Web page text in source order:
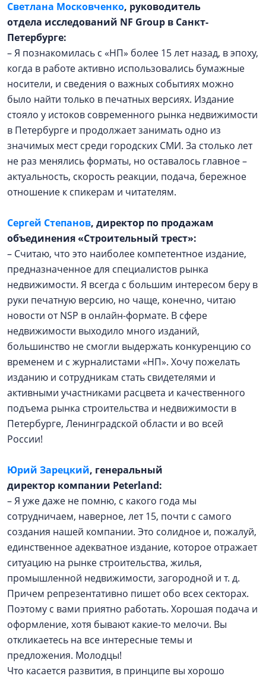
Светлана Московченко, руководитель
отдела исследований NF Group в Санкт-
Петербурге:
– Я познакомилась с «НП» более 15 лет назад, в эпоху,
когда в работе активно использовались бумажные
носители, и сведения о важных событиях можно
было найти только в печатных версиях. Издание
стояло у истоков современного рынка недвижимости
в Петербурге и продолжает занимать одно из
значимых мест среди городских СМИ. За столько лет
не раз менялись форматы, но оставалось главное –
актуальность, скорость реакции, подача, бережное
отношение к спикерам и читателям.
Сергей Степанов, директор по продажам
объединения «Строительный трест»:
– Считаю, что это наиболее компетентное издание,
предназначенное для специалистов рынка
недвижимости. Я всегда с большим интересом беру в
руки печатную версию, но чаще, конечно, читаю
новости от NSP в онлайн-формате. В сфере
недвижимости выходило много изданий,
большинство не смогли выдержать конкуренцию со
временем и с журналистами «НП». Хочу пожелать
изданию и сотрудникам стать свидетелями и
активными участниками расцвета и качественного
подъема рынка строительства и недвижимости в
Петербурге, Ленинградской области и во всей
России!
Юрий Зарецкий, генеральный
директор компании Peterland:
– Я уже даже не помню, с какого года мы
сотрудничаем, наверное, лет 15, почти с самого
создания нашей компании. Это солидное и, пожалуй,
единственное адекватное издание, которое отражает
ситуацию на рынке строительства, жилья,
промышленной недвижимости, загородной и т. д.
Причем репрезентативно пишет обо всех секторах.
Поэтому с вами приятно работать. Хорошая подача и
оформление, хотя бывают какие-то мелочи. Вы
откликаетесь на все интересные темы и
предложения. Молодцы!
Что касается развития, в принципе вы хорошо